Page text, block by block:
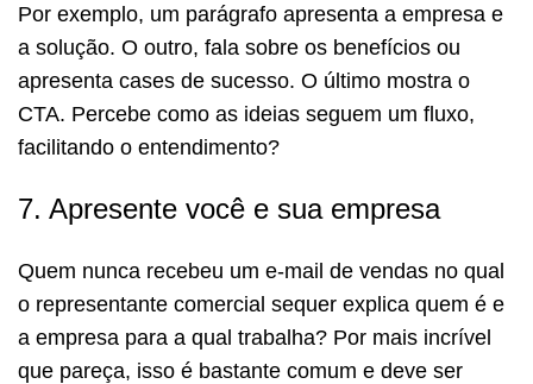
Por exemplo, um parágrafo apresenta a empresa e
a solução. O outro, fala sobre os benefícios ou
apresenta cases de sucesso. O último mostra o
CTA. Percebe como as ideias seguem um fluxo,
facilitando o entendimento?
7. Apresente você e sua empresa
Quem nunca recebeu um e-mail de vendas no qual
o representante comercial sequer explica quem é e
a empresa para a qual trabalha? Por mais incrível
que pareça, isso é bastante comum e deve ser